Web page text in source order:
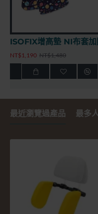
ISOFIX增高墊 NI布套加
NT$1,190 NT$1,480
最近瀏覽過產品 最多